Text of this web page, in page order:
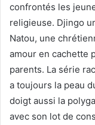
confrontés les
religieuse. Djingo
Natou, une
amour en cachette
parents. La série
a toujours la peau
doigt aussi la
avec son lot de